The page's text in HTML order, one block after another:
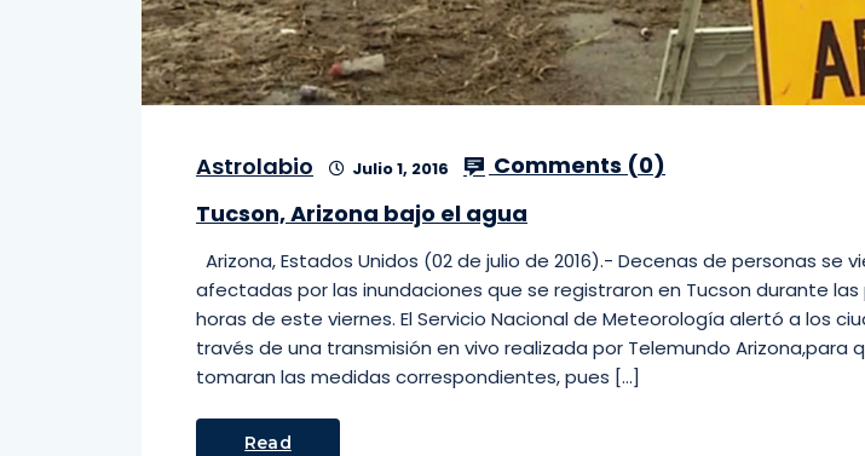
Astrolabio Julio 1, 2016 Comments (0)
Tucson, Arizona bajo el agua
Arizona, Estados Unidos (02 de julio de 2016).- Decenas de personas se
afectadas por las inundaciones que se registraron en Tucson durante las
horas de este viernes. El Servicio Nacional de Meteorología alertó a los
través de una transmisión en vivo realizada por Telemundo Arizona,para
tomaran las medidas correspondientes, pues […]
Read